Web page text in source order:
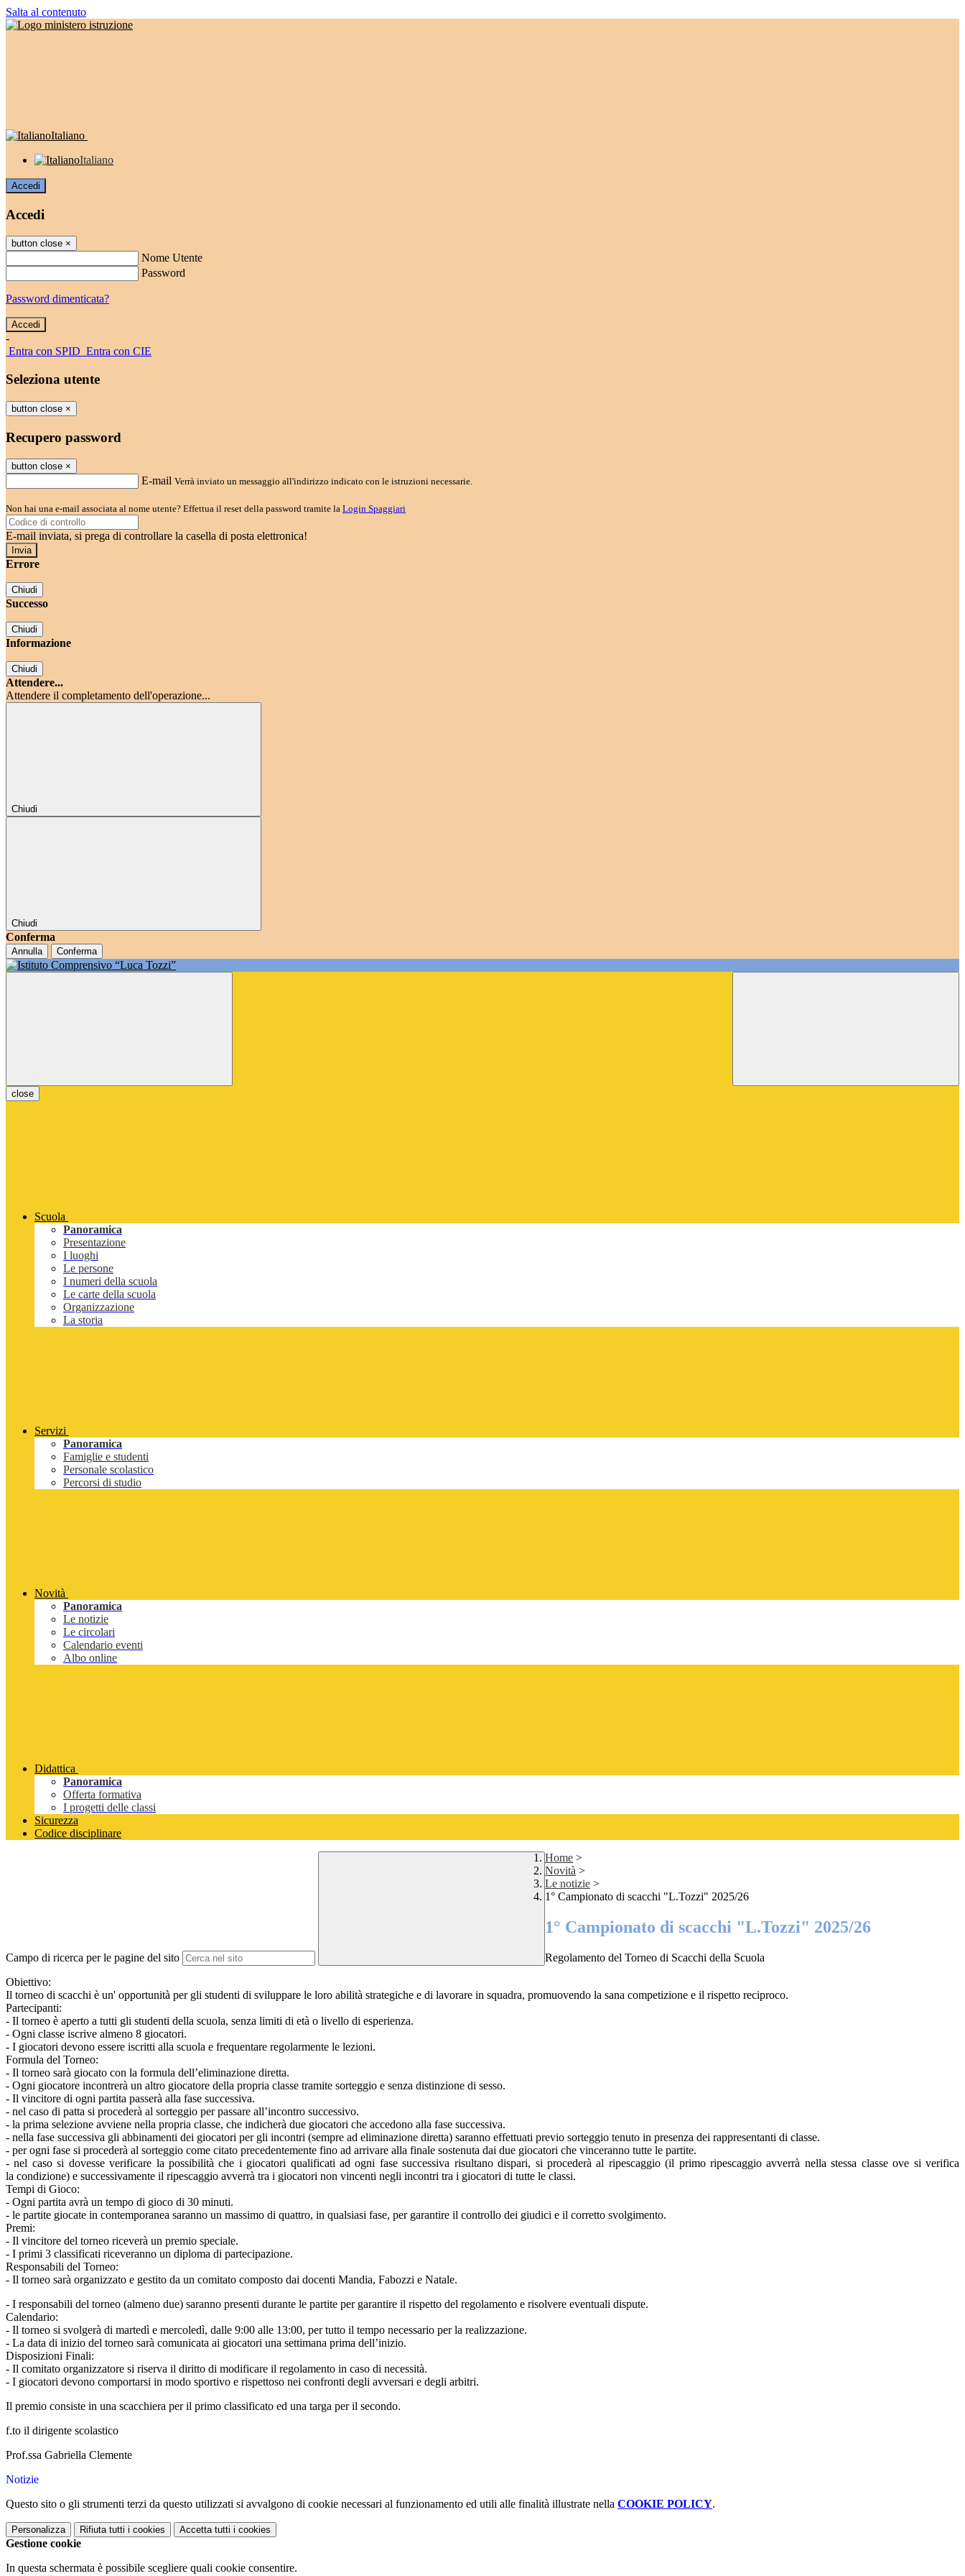
Salta al contenuto
Italiano
Italiano
Accedi
Accedi
button close ×
Nome Utente
Password
Password dimenticata?
-
Entra con SPID Entra con CIE
Seleziona utente
button close ×
Recupero password
button close ×
E-mail Verrà inviato un messaggio all'indirizzo indicato con le istruzioni necessarie.
Non hai una e-mail associata al nome utente? Effettua il reset della password tramite la Login Spaggiari
E-mail inviata, si prega di controllare la casella di posta elettronica!
Errore
Chiudi
Successo
Chiudi
Informazione
Chiudi
Attendere...
Attendere il completamento dell'operazione...
Chiudi
Chiudi
Conferma
Annulla Conferma
close
Scuola
Panoramica
Presentazione
I luoghi
Le persone
I numeri della scuola
Le carte della scuola
Organizzazione
La storia
Servizi
Panoramica
Famiglie e studenti
Personale scolastico
Percorsi di studio
Novità
Panoramica
Le notizie
Le circolari
Calendario eventi
Albo online
Didattica
Panoramica
Offerta formativa
I progetti delle classi
Sicurezza
Codice disciplinare
Campo di ricerca per le pagine del sito
Home >
Novità >
Le notizie >
1° Campionato di scacchi "L.Tozzi" 2025/26
1° Campionato di scacchi "L.Tozzi" 2025/26
Regolamento del Torneo di Scacchi della Scuola
Obiettivo:
Il torneo di scacchi è un' opportunità per gli studenti di sviluppare le loro abilità strategiche e di lavorare in squadra, promuovendo la sana competizione e il rispetto reciproco.
Partecipanti:
- Il torneo è aperto a tutti gli studenti della scuola, senza limiti di età o livello di esperienza.
- Ogni classe iscrive almeno 8 giocatori.
- I giocatori devono essere iscritti alla scuola e frequentare regolarmente le lezioni.
Formula del Torneo:
- Il torneo sarà giocato con la formula dell’eliminazione diretta.
- Ogni giocatore incontrerà un altro giocatore della propria classe tramite sorteggio e senza distinzione di sesso.
- Il vincitore di ogni partita passerà alla fase successiva.
- nel caso di patta si procederà al sorteggio per passare all’incontro successivo.
- la prima selezione avviene nella propria classe, che indicherà due giocatori che accedono alla fase successiva.
- nella fase successiva gli abbinamenti dei giocatori per gli incontri (sempre ad eliminazione diretta) saranno effettuati previo sorteggio tenuto in presenza dei rappresentanti di classe.
- per ogni fase si procederà al sorteggio come citato precedentemente fino ad arrivare alla finale sostenuta dai due giocatori che vinceranno tutte le partite.
- nel caso si dovesse verificare la possibilità che i giocatori qualificati ad ogni fase successiva risultano dispari, si procederà al ripescaggio (il primo ripescaggio avverrà nella stessa classe ove si verifica
la condizione) e successivamente il ripescaggio avverrà tra i giocatori non vincenti negli incontri tra i giocatori di tutte le classi.
Tempi di Gioco:
- Ogni partita avrà un tempo di gioco di 30 minuti.
- le partite giocate in contemporanea saranno un massimo di quattro, in qualsiasi fase, per garantire il controllo dei giudici e il corretto svolgimento.
Premi:
- Il vincitore del torneo riceverà un premio speciale.
- I primi 3 classificati riceveranno un diploma di partecipazione.
Responsabili del Torneo:
- Il torneo sarà organizzato e gestito da un comitato composto dai docenti Mandia, Fabozzi e Natale.
- I responsabili del torneo (almeno due) saranno presenti durante le partite per garantire il rispetto del regolamento e risolvere eventuali dispute.
Calendario:
- Il torneo si svolgerà di martedì e mercoledì, dalle 9:00 alle 13:00, per tutto il tempo necessario per la realizzazione.
- La data di inizio del torneo sarà comunicata ai giocatori una settimana prima dell’inizio.
Disposizioni Finali:
- Il comitato organizzatore si riserva il diritto di modificare il regolamento in caso di necessità.
- I giocatori devono comportarsi in modo sportivo e rispettoso nei confronti degli avversari e degli arbitri.
Il premio consiste in una scacchiera per il primo classificato ed una targa per il secondo.
f.to il dirigente scolastico
Prof.ssa Gabriella Clemente
Notizie
Questo sito o gli strumenti terzi da questo utilizzati si avvalgono di cookie necessari al funzionamento ed utili alle finalità illustrate nella COOKIE POLICY.
Personalizza Rifiuta tutti i cookies Accetta tutti i cookies
Gestione cookie
In questa schermata è possibile scegliere quali cookie consentire.